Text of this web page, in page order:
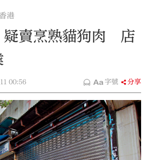
港
疑賣烹熟貓狗肉 店
00:56 字號 分享